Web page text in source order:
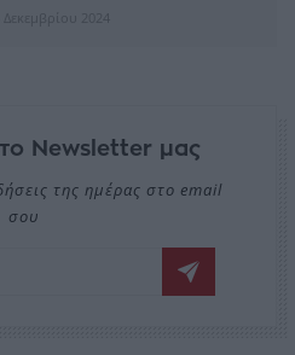
Newsletter μας
της ημέρας στο email
σου